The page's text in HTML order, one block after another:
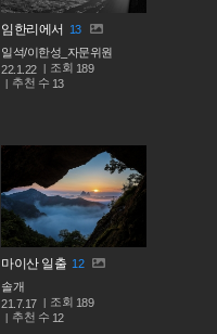
임한리에서 13
일석/이한성_자문위원
22.1.22
조회 189
추천 수 13
마이산 일출 12
솔개
21.7.17
조회 189
추천 수 12